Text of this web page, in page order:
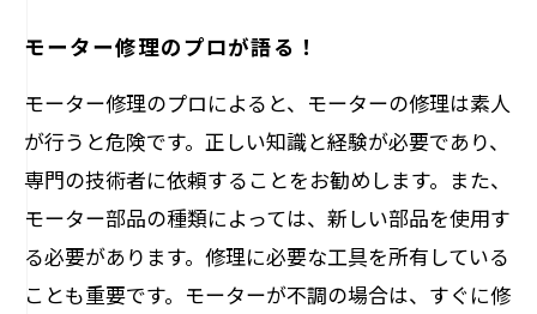
モーター修理のプロが語る！
モーター修理のプロによると、モーターの修理は素人
が行うと危険です。正しい知識と経験が必要であり、
専門の技術者に依頼することをお勧めします。また、
モーター部品の種類によっては、新しい部品を使用す
る必要があります。修理に必要な工具を所有している
ことも重要です。モーターが不調の場合は、すぐに修